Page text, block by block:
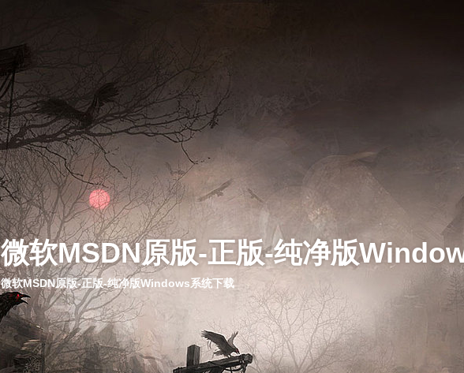
微软MSDN原版-正版-纯净版
微软MSDN原版-正版-纯净版Windows系统下载